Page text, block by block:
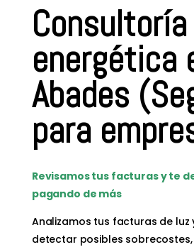
Consultoría
energética
Abades
para
Revisamos tus facturas y te
pagando de más
Analizamos tus facturas de luz
detectar posibles